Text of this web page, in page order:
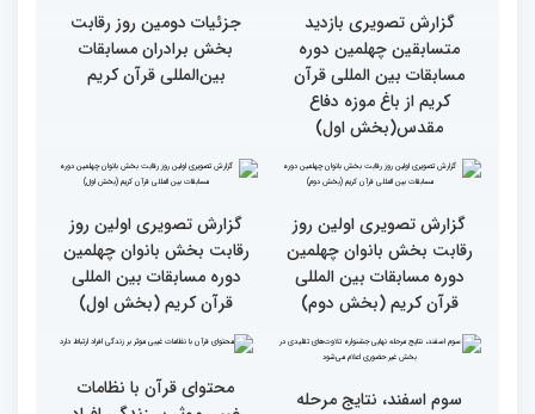
گزارش تصویری مراسم قرعه
کشی متسابقین بخش
بانوان چهلمین دوره
مسابقات بین المللی قرآن
کریم
گزارش تصویری بازدید
متسابقین چهلمین دوره
مسابقات بین المللی قرآن
گزارش تصویری بازدید
متسابقین چهلمین دوره
مسابقات بین المللی قرآن
کریم از باغ موزه دفاع
مقدس(بخش اول)
جزئیات دومین روز رقابت
بخش برادران مسابقات
بین‌المللی قرآن کریم